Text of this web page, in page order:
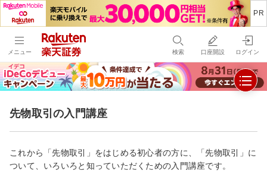
メニュー 検索 口座開設 ログイン
先物取引の入門講座
これから「先物取引」をはじめる初心者の方に、「先物取引」に
ついて、いろいろと知っていただくための入門講座です。